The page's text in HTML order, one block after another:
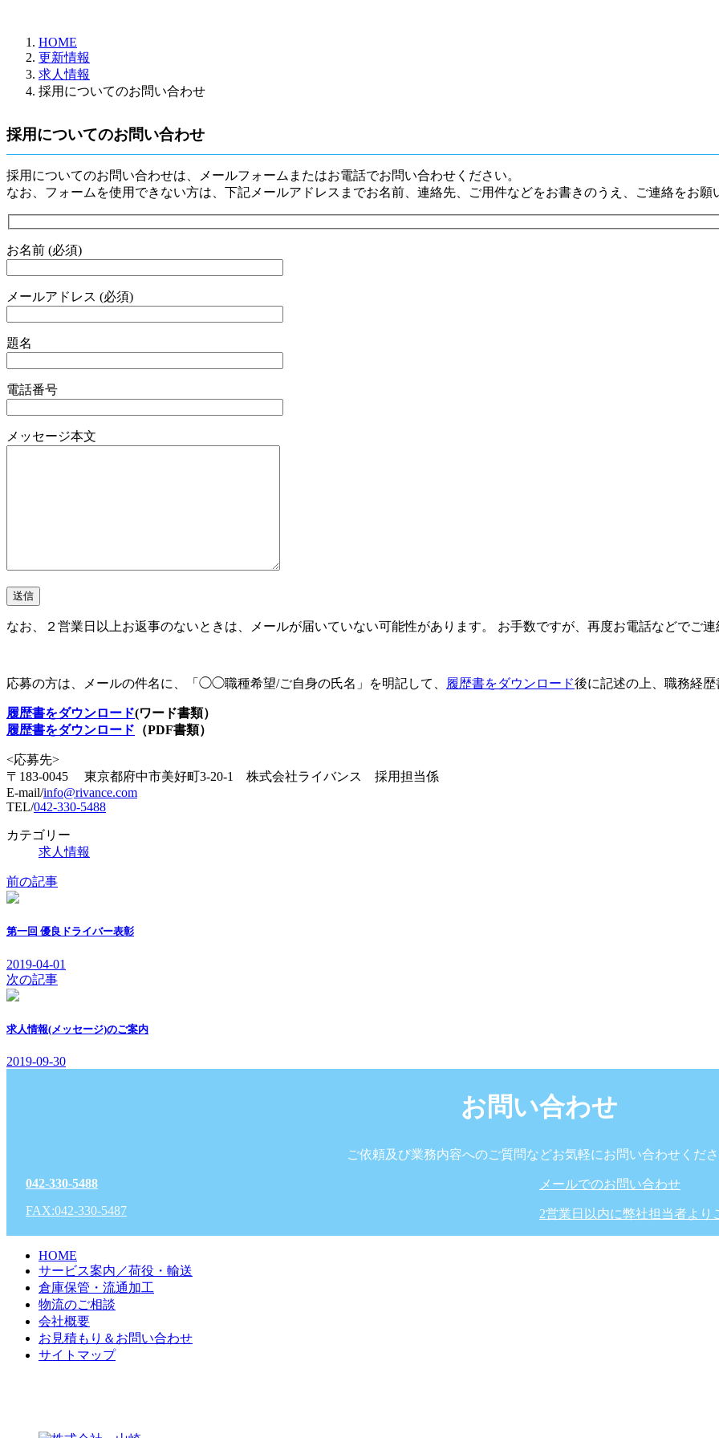
時
:
HOME
更新情報
求人情報
採用についてのお問い合わせ
採用についてのお問い合わせ
採用についてのお問い合わせは、メールフォームまたはお電話でお問い合わせください。
なお、フォームを使用できない方は、下記メールアドレスまでお名前、連絡先、ご用件などをお書きのうえ、ご連絡をお願
お名前 (必須)
メールアドレス (必須)
題名
電話番号
メッセージ本文
なお、２営業日以上お返事のないときは、メールが届いていない可能性があります。 お手数ですが、再度お電話などでご連
応募の方は、メールの件名に、「◯◯職種希望/ご自身の氏名」を明記して、 履歴書をダウンロード後に記述の上、職務経歴
履歴書をダウンロード(ワード書類）
履歴書をダウンロード （PDF書類）
<応募先>
〒183-0045 東京都府中市美好町3-20-1 株式会社ライバンス 採用担当係
E-mail/info@rivance.com
TEL/042-330-5488
カテゴリー
求人情報
前の記事
第一回 優良ドライバー表彰
2019-04-01
次の記事
求人情報(メッセージ)のご案内
2019-09-30
お問い合わせ
ご依頼及び業務内容へのご質問などお気軽にお問い合わせくだ
042-330-5488
FAX:042-330-5487
メールでのお問い合わせ
2営業日以内に弊社担当者より
HOME
サービス案内／荷役・輸送
倉庫保管・流通加工
物流のご相談
会社概要
お見積もり＆お問い合わせ
サイトマップ